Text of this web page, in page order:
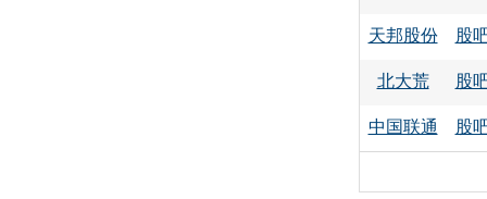
天邦股份 股
北大荒 股
中国联通 股